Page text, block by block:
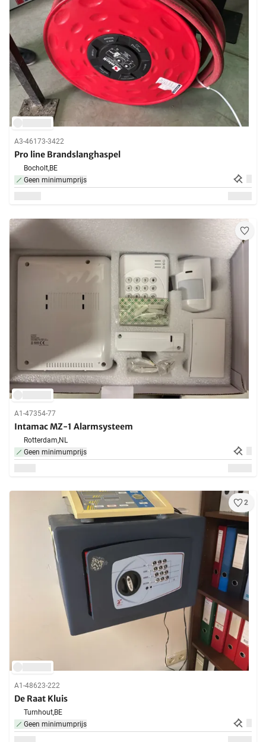
A3-46173-3422
Pro line Brandslanghaspel
Bocholt,BE
Geen minimumprijs
A1-47354-77
Intamac MZ-1 Alarmsysteem
Rotterdam,NL
Geen minimumprijs
2
A1-48623-222
De Raat Kluis
Turnhout,BE
Geen minimumprijs